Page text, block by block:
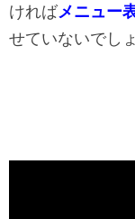
ければメニュー
せていないでし